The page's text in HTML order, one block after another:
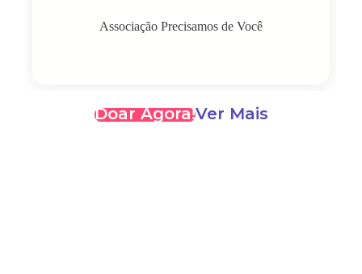
Associação Precisamos de Você
Doar Agora!Ver Mais